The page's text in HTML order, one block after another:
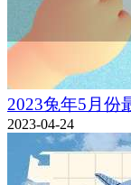
2023兔年5月份
2023-04-24